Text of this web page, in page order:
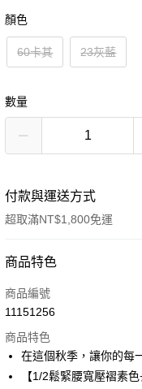
顏色
60卡其 23灰藍
數量
付款與運送方式
超取滿NT$1,800免運
付款方式
信用卡一次付款
LINE Pay
Apple Pay
商品特色
商品編號
11151256
商品特色
在這個秋季，讓你的每
【1/2鬆緊腰寬壓褶素